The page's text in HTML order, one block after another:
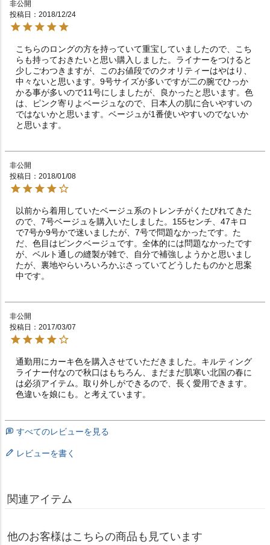
非公開
投稿日
2018/12/24
こちらのロングの方を持っていて重宝していましたので、こち
らも持っておきたいと思い購入しました。ライナーをつけると
少しごわつきますが、このお値段でのクオリティーはやはり、
中々ないと思います。9号サイズが多いですが二の腕でひっか
かる事が多いので11号にしましたが、良かったと思います。色
は、ピンク寄りよベージュなので、日本人の肌に合いやすいの
ではないかと思います。ベージュが1番使いやすいのでないか
と思います。
非公開
投稿日
2018/01/08
以前から着用していたベージュ系のトレンチがくたびれてきた
ので、7号ベージュを購入いたしました。155センチ、47キロ
で7号か9号かで迷いましたが、7号で問題なかったです。た
だ、色目はピンクベージュです。全体的には問題なかったです
が、ベルト通しの縫製が雑で、自分で補強しようかと思いまし
たが、裏地やらいろいろかぶさっていてどうしたものかと思案
中です。
非公開
投稿日
2017/03/07
通勤用にカーキ色を購入させていただきました。キルティング
ライナー付なので秋口はもちろん、まだまだ肌寒い北国の春に
は必須アイテム。取り外しができるので、長く愛用できます。
色違いを娘にも。と考えています。
すべてのレビューを見る
レビューを書く
関連アイテム
他のお客様はこちらの商品も見ています